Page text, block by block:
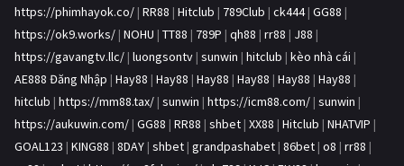
https://phimhayok.co/ | RR88 | Hitclub | 789Club | ck444| GG88 |
https://ok9.works/ | NOHU | TT88 | 789P | qh88 | rr88 | J88 |
https://gavangtv.llc/ | luongsontv | sunwin | hitclub | kèo nhà cái |
AE888 Đăng Nhập | Hay88 | Hay88 | Hay88 | Hay88 | Hay88 | Hay88 |
hitclub | https://mm88.tax/ | sunwin | https://icm88.com/ | sunwin |
https://aukuwin.com/ | GG88 | RR88 | shbet | XX88 | Hitclub | NHATVIP |
GOAL123 | KING88 | 8DAY | shbet | grandpashabet | 86bet | o8 | rr88 |